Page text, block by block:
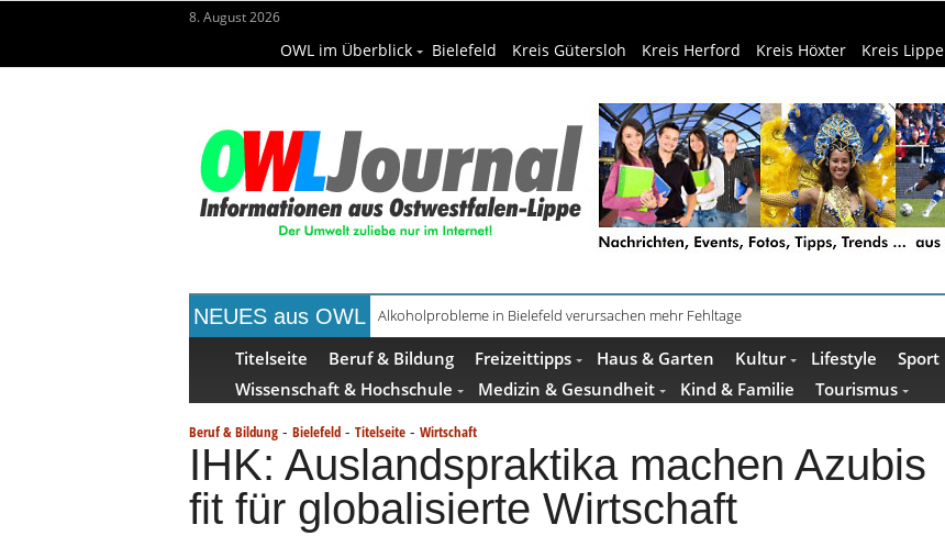
8. August 2026
OWL im Überblick Bielefeld Kreis Gütersloh Kreis Herford Kreis Höxter Kreis Lippe
NEUES aus OWL Alkoholprobleme in Bielefeld verursachen mehr Fehltage
Handgemachte Geschenkideen im Pop-up-Store in Büren
Titelseite Beruf & Bildung Freizeittipps Haus & Garten Kultur Lifestyle Sport
Wissenschaft & Hochschule
Medizin & Gesundheit Kind & Familie Tourismus
Beruf & Bildung - Bielefeld - Titelseite - Wirtschaft
IHK: Auslandspraktika machen Azubis
fit für globalisierte Wirtschaft